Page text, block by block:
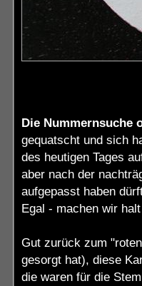
Die Nummernsuche
gequatscht und sich
des heutigen Tages
aber nach der
aufgepasst haben
Egal - machen wir
Gut zurück zum
gesorgt hat), diese
die waren für die